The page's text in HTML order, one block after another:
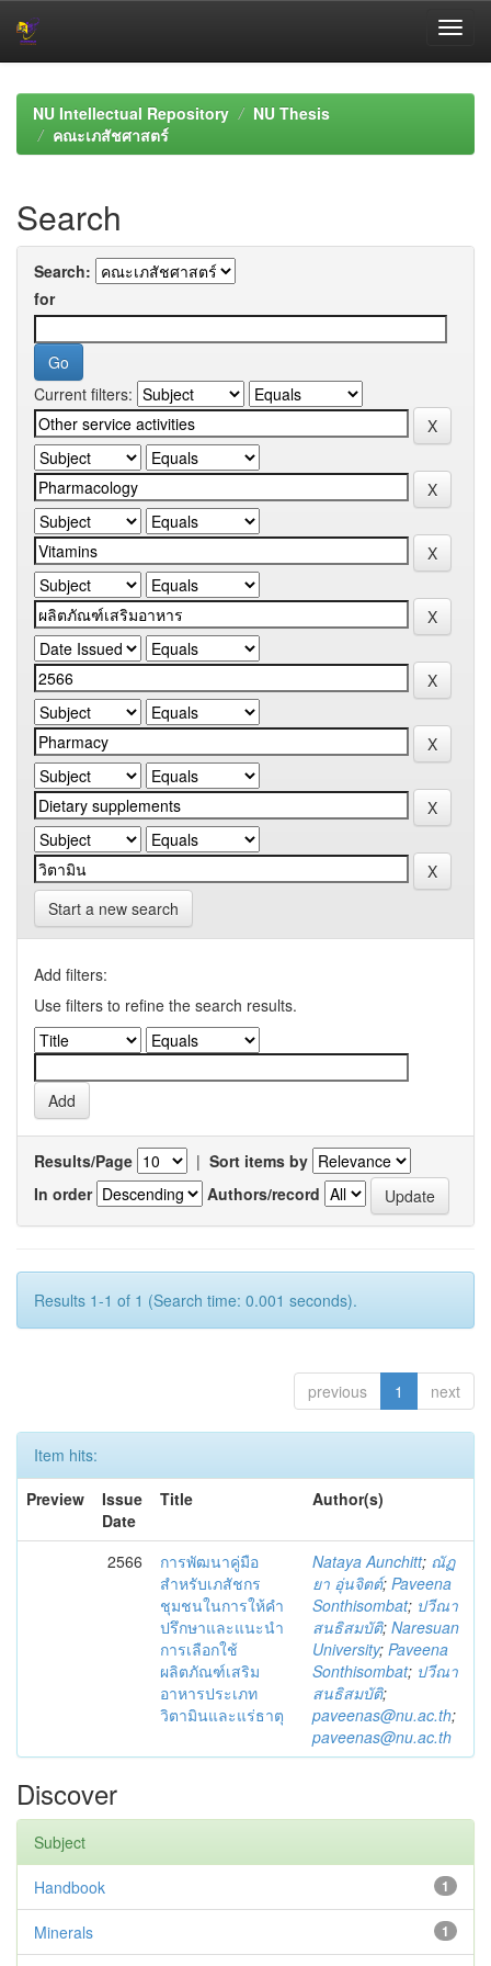
navigationNU Intellectual Repository
NU Thesis
คณะเภสัชศาสตร์
Search
Search:
for
Current filters:
Start a new search
Add filters:
Use filters to refine the search results.
Results/Page | Sort items by
In order
Authors/record
Results 1-1 of 1 (Search time: 0.001 seconds).
previous 1 next
Item hits:
Preview
Issue
Date
Title Author(s)
2566
การพัฒนาคู่มือ
สำหรับเภสัชกร
ชุมชนในการให้คำ
ปรึกษาและแนะนำ
การเลือกใช้
ผลิตภัณฑ์เสริม
อาหารประเภท
วิตามินและแร่ธาตุ
Nataya Aunchitt; ณัฏ
ยา อุ่นจิตต์; Paveena
Sonthisombat; ปวีณา
สนธิสมบัติ; Naresuan
University; Paveena
Sonthisombat; ปวีณา
สนธิสมบัติ;
paveenas@nu.ac.th;
paveenas@nu.ac.th
Discover
Subject
1
Handbook
1
Minerals